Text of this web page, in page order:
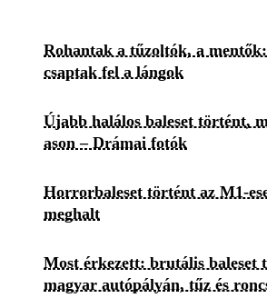
Rohantak a tűzoltók, a
csaptak fel a lángok
Újabb halálos baleset történt,
ason – Drámai fotók
Horrorbaleset történt az M1-
meghalt
Most érkezett: brutális baleset
magyar autópályán, tűz és